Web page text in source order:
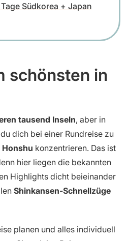
Südkorea + Japan
schönsten in
tausend Inseln, aber in
dich bei einer Rundreise zu
konzentrieren. Das ist
hier liegen die bekannten
Highlights dicht beieinander
Shinkansen-Schnellzüge
planen und alles individuell